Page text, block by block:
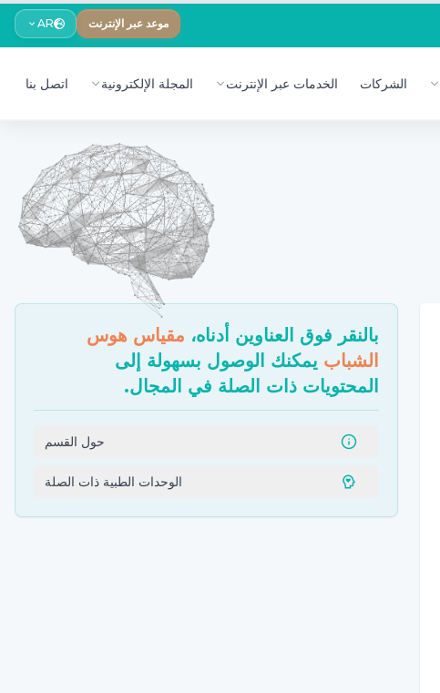
موعد عبر الإنترنت AR
الشركات الخدمات عبر الإنترنت المجلة الإلكترونية اتصل بنا
بالنقر فوق العناوين أدناه، مقياس هوس
الشباب يمكنك الوصول بسهولة إلى
المحتويات ذات الصلة في المجال.
حول القسم
الوحدات الطبية ذات الصلة